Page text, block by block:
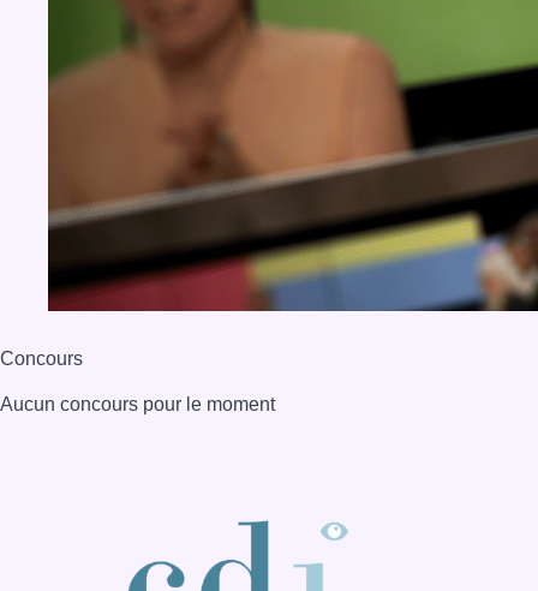
Concours
Aucun concours pour le moment